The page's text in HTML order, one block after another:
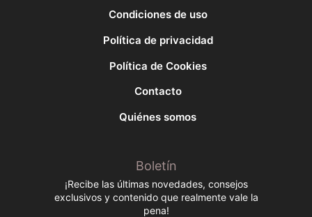
Condiciones de uso
Política de privacidad
Política de Cookies
Contacto
Quiénes somos
Boletín
¡Recibe las últimas novedades, consejos
exclusivos y contenido que realmente vale la
pena!